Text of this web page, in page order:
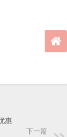
惠
下一篇